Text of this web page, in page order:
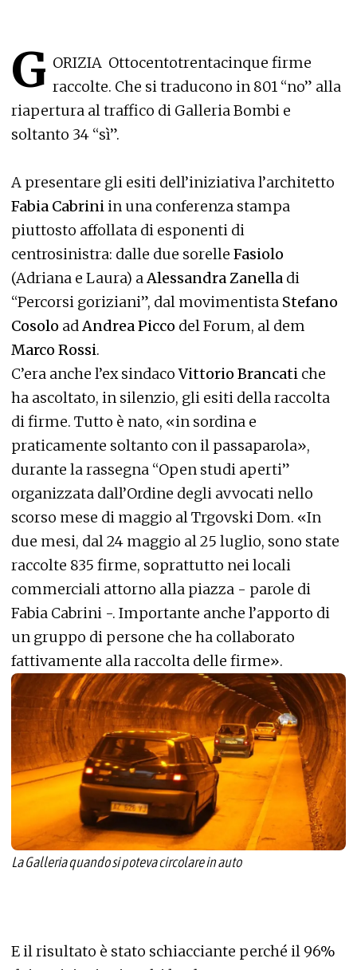
G ORIZIA Ottocentotrentacinque firme
raccolte. Che si traducono in 801 “no” alla
riapertura al traffico di Galleria Bombi e
soltanto 34 “sì”.
A presentare gli esiti dell’iniziativa l’architetto
Fabia Cabriniin una conferenza stampa
piuttosto affollata di esponenti di
centrosinistra: dalle due sorelle Fasiolo
(Adriana e Laura) aAlessandra Zanella di
“Percorsi goriziani”, dal movimentista Stefano
Cosolo adAndrea Picco del Forum, al dem
Marco Rossi.
C’era anche l’ex sindacoVittorio Brancati che
ha ascoltato, in silenzio, gli esiti della raccolta
di firme. Tutto è nato, «in sordina e
praticamente soltanto con il passaparola»,
durante la rassegna “Open studi aperti”
organizzata dall’Ordine degli avvocati nello
scorso mese di maggio al Trgovski Dom. «In
due mesi, dal 24 maggio al 25 luglio, sono state
raccolte 835 firme, soprattutto nei locali
commerciali attorno alla piazza - parole di
Fabia Cabrini -. Importante anche l’apporto di
un gruppo di persone che ha collaborato
fattivamente alla raccolta delle firme».
La Galleria quando si poteva circolare in auto
E il risultato è stato schiacciante perché il 96%